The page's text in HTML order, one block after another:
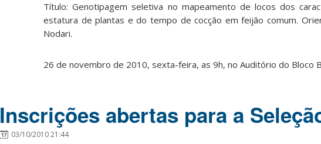
Título: Genotipagem seletiva no mapeamento de locos dos
estatura de plantas e do tempo de cocção em feijão comum.
Nodari.
26 de novembro de 2010, sexta-feira, as 9h, no Auditório do Bloco B
Inscrições abertas para a
03/10/2010 21:44